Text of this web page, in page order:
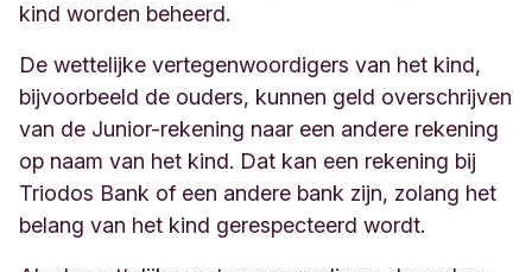
kind worden beheerd.
De wettelijke vertegenwoordigers van het kind,
bijvoorbeeld de ouders, kunnen geld overschrijven
van de Junior-rekening naar een andere rekening
op naam van het kind. Dat kan een rekening bij
Triodos Bank of een andere bank zijn, zolang het
belang van het kind gerespecteerd wordt.